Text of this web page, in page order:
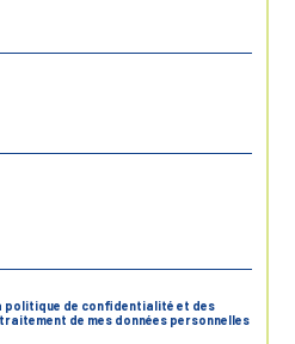
politique de confidentialité et des
de mes données personnelles